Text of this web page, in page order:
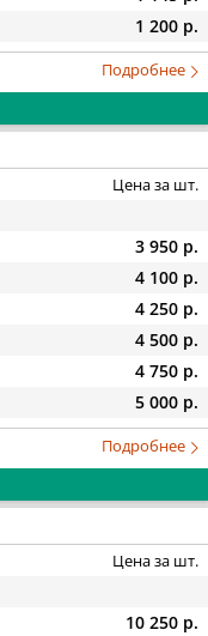
1 200 р.
Подробнее
Цена за шт.
3 950 р.
4 100 р.
4 250 р.
4 500 р.
4 750 р.
5 000 р.
Подробнее
Цена за шт.
10 250 р.